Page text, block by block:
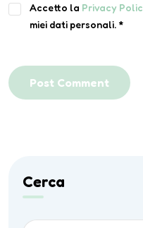
Accetto la Privacy
miei dati personali. *
Post Comment
Cerca